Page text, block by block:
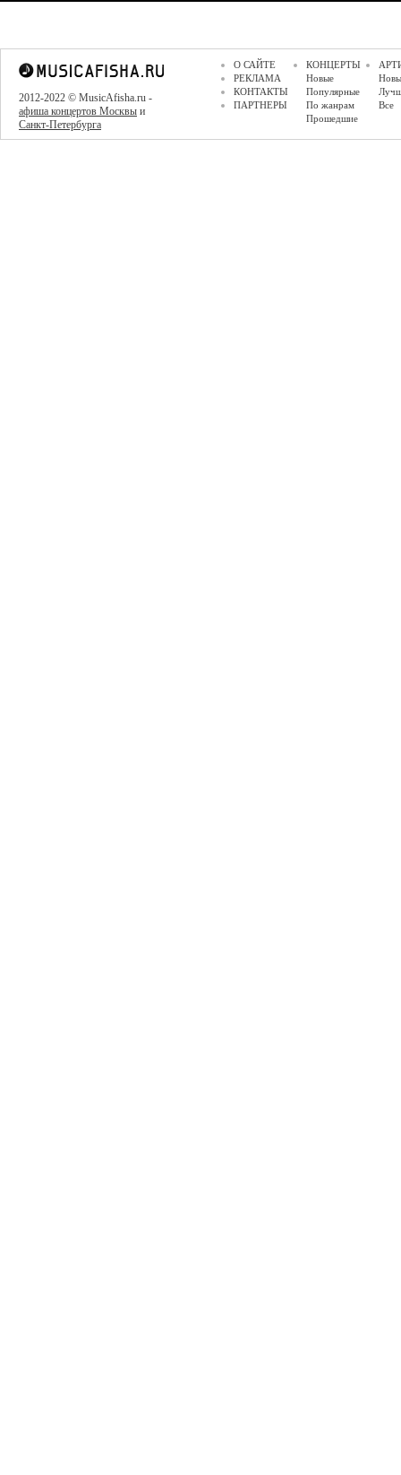
2012-2022 © MusicAfisha.ru -
афиша концертов Москвы и
Санкт-Петербурга
О САЙТЕ
РЕКЛАМА
КОНТАКТЫ
ПАРТНЕРЫ
КОНЦЕРТЫ
Новые
Популярные
По жанрам
Прошедшие
Все